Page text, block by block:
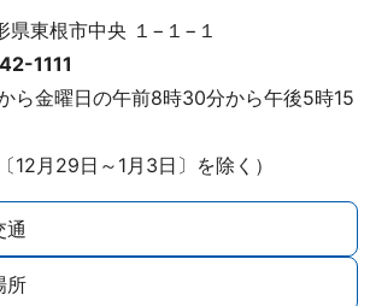
東根市中央 １−１−１
1111
ら金曜日の午前8時30分から午後5時15
12月29日～1月3日〕を除く）
通
所